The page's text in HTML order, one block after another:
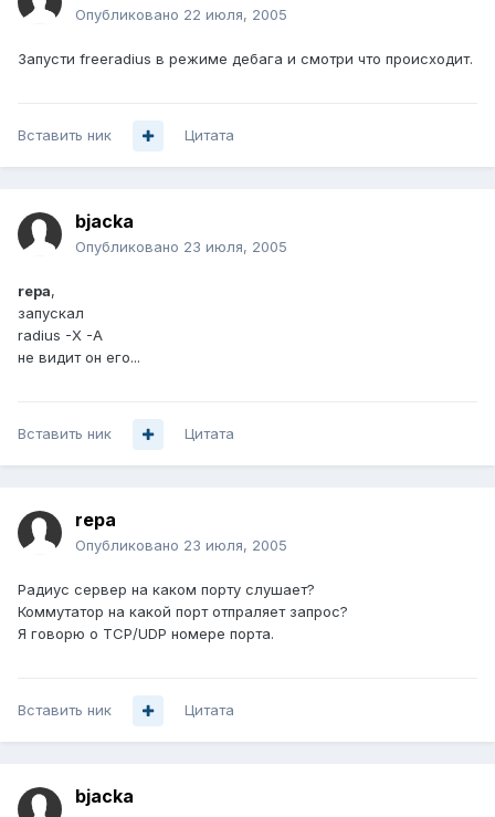
Опубликовано 22 июля, 2005
Запусти freeradius в режиме дебага и смотри что происходит.
Вставить ник Цитата
bjacka
Опубликовано 23 июля, 2005
repa,
запускал
radius -X -A
не видит он его...
Вставить ник Цитата
repa
Опубликовано 23 июля, 2005
Радиус сервер на каком порту слушает?
Коммутатор на какой порт отпраляет запрос?
Я говорю о TCP/UDP номере порта.
Вставить ник Цитата
bjacka